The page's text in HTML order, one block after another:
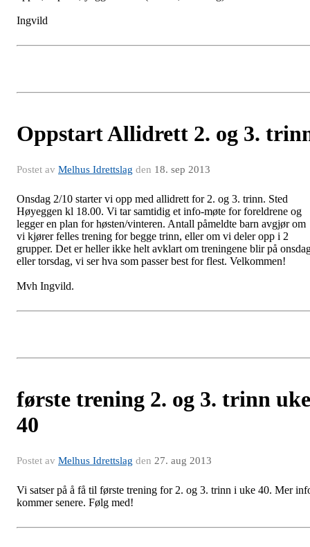
Ingvild
Oppstart Allidrett 2. og 3.
Postet av Melhus Idrettslag den 18. sep 2013
Onsdag 2/10 starter vi opp med allidrett for 2. og 3. trinn. Sted
Høyeggen kl 18.00. Vi tar samtidig et info-møte for foreldrene og
legger en plan for høsten/vinteren. Antall påmeldte barn avgjør om
vi kjører felles trening for begge trinn, eller om vi deler opp i 2
grupper. Det er heller ikke helt avklart om treningene blir på
eller torsdag, vi ser hva som passer best for flest. Velkommen!
Mvh Ingvild.
første trening 2. og 3. trinn uke
40
Postet av Melhus Idrettslag den 27. aug 2013
Vi satser på å få til første trening for 2. og 3. trinn i uke 40. Mer
kommer senere. Følg med!